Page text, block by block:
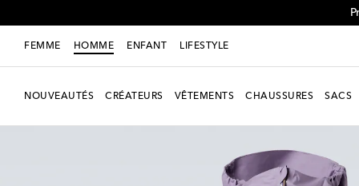
FEMME HOMME ENFANT LIFESTYLE
NOUVEAUTÉS CRÉATEURS VÊTEMENTS CHAUSSURES SACS